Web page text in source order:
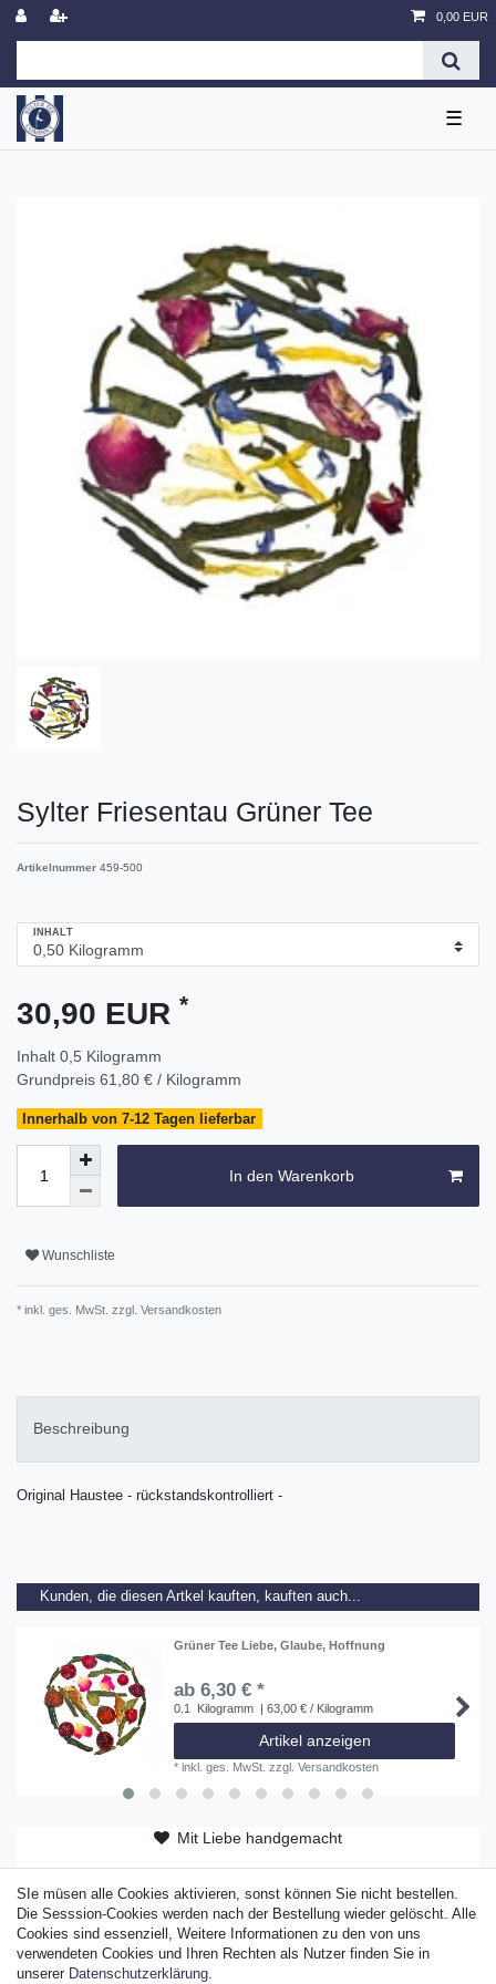
0,00 EUR
☰
Sylter Friesentau Grüner Tee
Artikelnummer 459-500
INHALT
30,90 EUR *
Inhalt 0,5 Kilogramm
Grundpreis 61,80 € / Kilogramm
Innerhalb von 7-12 Tagen lieferbar
In den Warenkorb
Wunschliste
* inkl. ges. MwSt. zzgl. Versandkosten
Beschreibung
Original Haustee - rückstandskontrolliert -
Kunden, die diesen Artkel kauften, kauften auch...
Grüner Tee Liebe, Glaube, Hoffnung
ab 6,30 € *
0.1 Kilogramm | 63,00 € / Kilogramm
Artikel anzeigen
*inkl. ges. MwSt. zzgl.Versandkosten
Mit Liebe handgemacht
Original Sylter Produkt
SIe müsen alle Cookies aktivieren, sonst können Sie nicht bestellen.
Die Sesssion-Cookies werden nach der Bestellung wieder gelöscht. Alle
Cookies sind essenziell, Weitere Informationen zu den von uns
verwendeten Cookies und Ihren Rechten als Nutzer finden Sie in
unserer Daten­schutz­erklärung.